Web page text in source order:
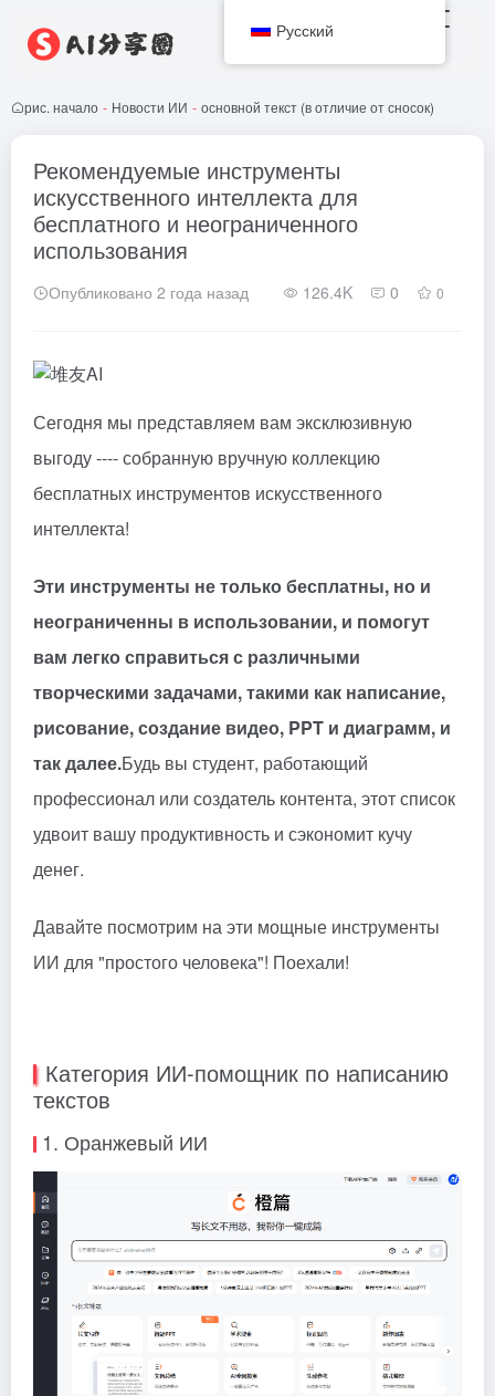
рис. начало - Новости ИИ - основной текст (в отличие от сносок)
Рекомендуемые инструменты
искусственного интеллекта для
бесплатного и неограниченного
использования
Опубликовано 2 года назад 126.4K 0 0
Сегодня мы представляем вам эксклюзивную
выгоду ---- собранную вручную коллекцию
бесплатных инструментов искусственного
интеллекта!
Эти инструменты не только бесплатны, но и
неограниченны в использовании, и помогут
вам легко справиться с различными
творческими задачами, такими как написание,
рисование, создание видео, PPT и диаграмм, и
так далее.Будь вы студент, работающий
профессионал или создатель контента, этот список
удвоит вашу продуктивность и сэкономит кучу
денег.
Давайте посмотрим на эти мощные инструменты
ИИ для "простого человека"! Поехали!
Категория ИИ-помощник по написанию
текстов
1. Оранжевый ИИ
Русский